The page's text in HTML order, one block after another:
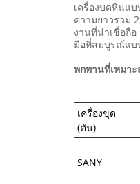
เครื่องบดหินแ
ความยาวรวม
งานที่น่าเชื่อถื
มือที่สมบูรณ์แบ
พกพานที่เหมาะ
เครื่องขุด
(ตัน)
SANY